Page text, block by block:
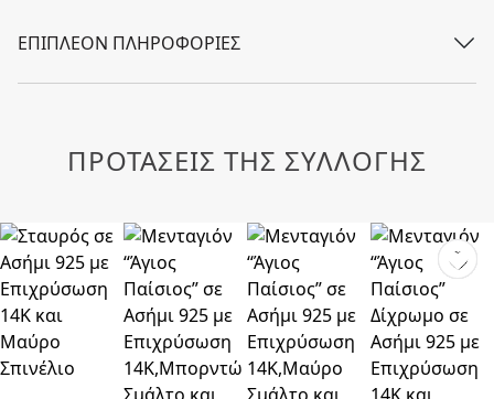
ΕΠΙΠΛΈΟΝ ΠΛΗΡΟΦΟΡΊΕΣ
ΠΡΟΤΑΣΕΙΣ ΤΗΣ ΣΥΛΛΟΓΗΣ